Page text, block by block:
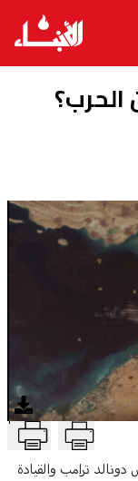
الحرب؟
T
ترامب والقيادة